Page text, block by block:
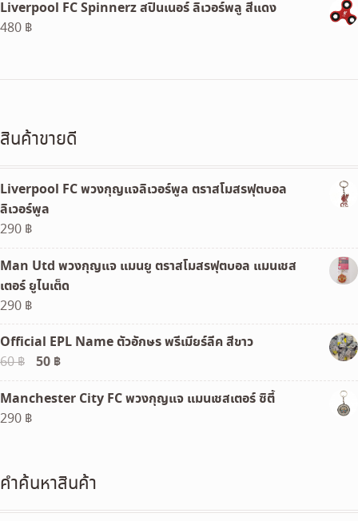
was:
is:
Liverpool FC Spinnerz สปินเนอร์ ลิเวอร์พลู สีแดง
480 ฿
สินค้าขายดี
Liverpool FC พวงกุญแจลิเวอร์พูล ตราสโมสรฟุตบอล
ลิเวอร์พูล
290 ฿
Man Utd พวงกุญแจ แมนยู ตราสโมสรฟุตบอล แมนเชส
เตอร์ ยูไนเต็ด
290 ฿
Official EPL Name ตัวอักษร พรีเมียร์ลีค สีขาว
60฿
Original
price
was:
60 ฿.
50 ฿Current
price
is:
Manchester City FC พวงกุญแจ แมนเชสเตอร์ ซิตี้
290 ฿
คำค้นหาสินค้า